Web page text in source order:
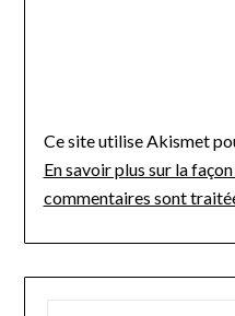
Ce site utilise Akismet
En savoir plus sur la
commentaires sont